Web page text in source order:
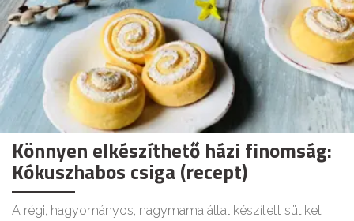
Könnyen elkészíthető házi finomság:
Kókuszhabos csiga (recept)
A régi, hagyományos, nagymama által készített sütiket